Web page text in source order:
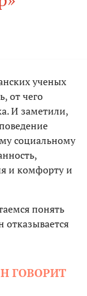
ученых
от чего
И заметили,
социальному
и комфорту и
понять
ГОВОРИТ